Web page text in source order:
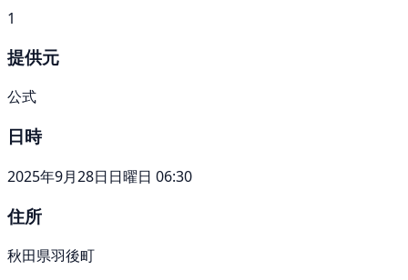
1
提供元
公式
日時
2025年9月28日日曜日 06:30
住所
秋田県羽後町